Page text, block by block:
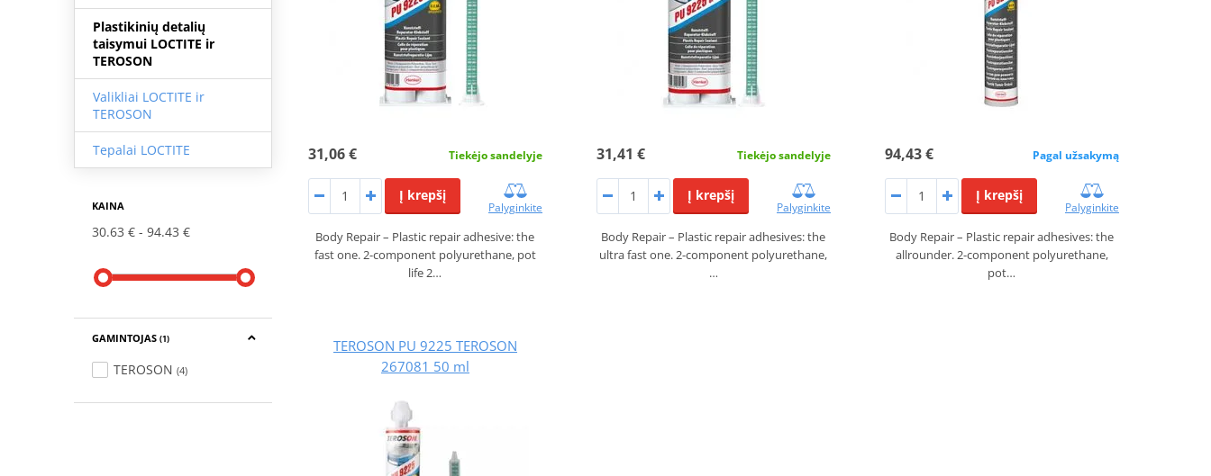
Plastikinių detalių
taisymui LOCTITE ir
TEROSON
Valikliai LOCTITE ir
TEROSON
Tepalai LOCTITE
KAINA
30.63 € 94.43 €
GAMINTOJAS (1)
TEROSON (4)
31,06 € Tiekėjo sandelyje
Į krepšį
Palyginkite
Body Repair – Plastic repair adhesive: the
fast one. 2-component polyurethane, pot
life 2…
31,41 € Tiekėjo sandelyje
Į krepšį
Palyginkite
Body Repair – Plastic repair adhesives: the
ultra fast one. 2-component polyurethane,
…
94,43 € Pagal užsakymą
Į krepšį
Palyginkite
Body Repair – Plastic repair adhesives: the
allrounder. 2-component polyurethane,
pot…
TEROSON PU 9225 TEROSON
267081 50 ml